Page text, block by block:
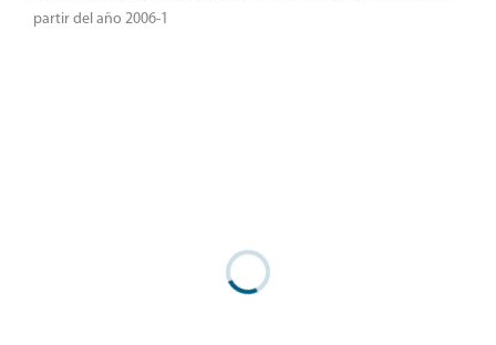
partir del año 2006-1